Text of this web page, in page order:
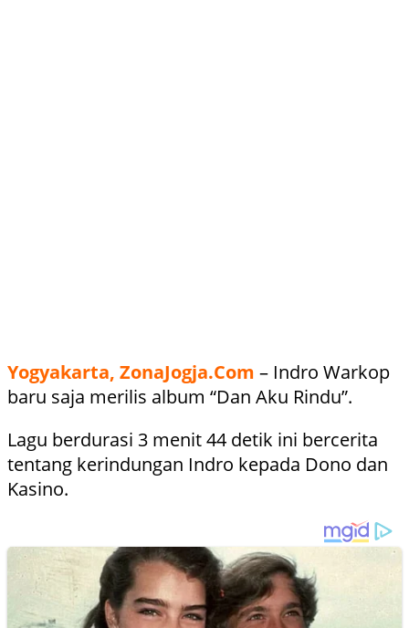
Yogyakarta, ZonaJogja.Com – Indro Warkop
baru saja merilis album “Dan Aku Rindu”.
Lagu berdurasi 3 menit 44 detik ini bercerita
tentang kerindungan Indro kepada Dono dan
Kasino.